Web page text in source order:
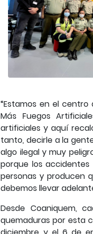
“Estamos en el
Más Fuegos
artificiales y aquí
tanto, decirle a la
algo ilegal y muy
porque los
personas y producen
debemos llevar
Desde Coaniquem,
quemaduras por esta